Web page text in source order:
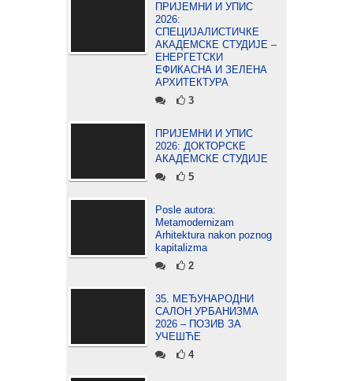
ПРИЈЕМНИ И УПИС
2026:
СПЕЦИЈАЛИСТИЧКЕ
АКАДЕМСКЕ СТУДИЈЕ –
ЕНЕРГЕТСКИ
ЕФИКАСНА И ЗЕЛЕНА
АРХИТЕКТУРА
3
ПРИЈЕМНИ И УПИС
2026: ДОКТОРСКЕ
АКАДЕМСКЕ СТУДИЈЕ
5
Posle autora:
Metamodernizam
Arhitektura nakon poznog
kapitalizma
2
35. МЕЂУНАРОДНИ
САЛОН УРБАНИЗМА
2026 – ПОЗИВ ЗА
УЧЕШЋЕ
4